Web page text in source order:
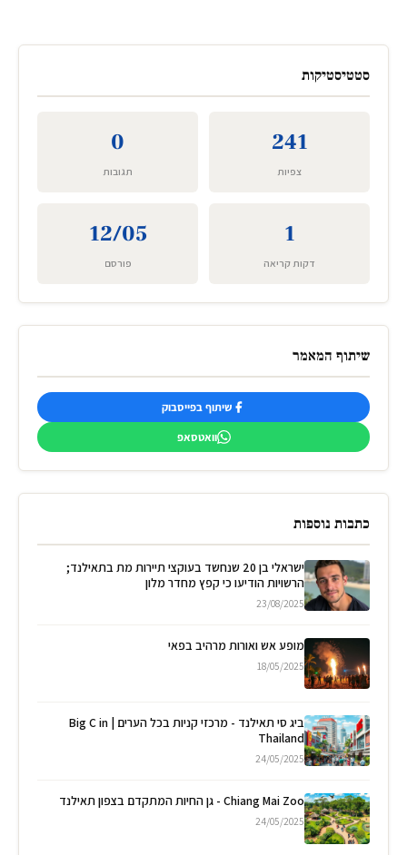
סטטיסטיקות
241
צפיות
0
תגובות
1
דקות קריאה
12/05
פורסם
שיתוף המאמר
שיתוף בפייסבוק
וואטסאפ
כתבות נוספות
ישראלי בן 20 שנחשד בעוקצי תיירות מת בתאילנד;
הרשויות הודיעו כי קפץ מחדר מלון
23/08/2025
מופע אש ואורות מרהיב בפאי
18/05/2025
ביג סי תאילנד - מרכזי קניות בכל הערים | Big C in
Thailand
24/05/2025
Chiang Mai Zoo - גן החיות המתקדם בצפון תאילנד
24/05/2025